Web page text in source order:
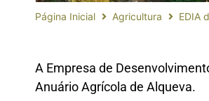
Página Inicial Agricultura EDIA
A Empresa de
Anuário Agrícola de Alqueva.